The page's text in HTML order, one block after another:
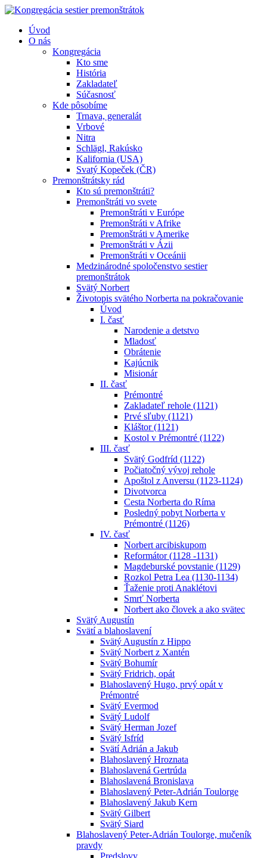
Úvod
O nás
Kongregácia
Kto sme
História
Zakladateľ
Súčasnosť
Kde pôsobíme
Trnava, generalát
Vrbové
Nitra
Schlägl, Rakúsko
Kalifornia (USA)
Svatý Kopeček (ČR)
Premonštrátsky rád
Kto sú premonštráti?
Premonštráti vo svete
Premonštráti v Európe
Premonštráti v Afrike
Premonštráti v Amerike
Premonštráti v Ázii
Premonštráti v Oceánii
Medzinárodné spoločenstvo sestier
premonštrátok
Svätý Norbert
Životopis svätého Norberta na pokračovanie
Úvod
I. časť
Narodenie a detstvo
Mladosť
Obrátenie
Kajúcnik
Misionár
II. časť
Prémontré
Zakladateľ rehole (1121)
Prvé sľuby (1121)
Kláštor (1121)
Kostol v Prémontré (1122)
III. časť
Svätý Godfríd (1122)
Počiatočný vývoj rehole
Apoštol z Anversu (1123-1124)
Divotvorca
Cesta Norberta do Ríma
Posledný pobyt Norberta v
Prémontré (1126)
IV. časť
Norbert arcibiskupom
Reformátor (1128 -1131)
Magdeburské povstanie (1129)
Rozkol Petra Lea (1130-1134)
Ťaženie proti Anaklétovi
Smrť Norberta
Norbert ako človek a ako svätec
Svätý Augustín
Svätí a blahoslavení
Svätý Augustín z Hippo
Svätý Norbert z Xantén
Svätý Bohumír
Svätý Fridrich, opát
Blahoslavený Hugo, prvý opát v
Prémontré
Svätý Evermod
Svätý Ludolf
Svätý Herman Jozef
Svätý Isfríd
Svätí Adrián a Jakub
Blahoslavený Hroznata
Blahoslavená Gertrúda
Blahoslavená Bronislava
Blahoslavený Peter-Adrián Toulorge
Blahoslavený Jakub Kern
Svätý Gilbert
Svätý Siard
Blahoslavený Peter-Adrián Toulorge, mučeník
pravdy
Predslovy